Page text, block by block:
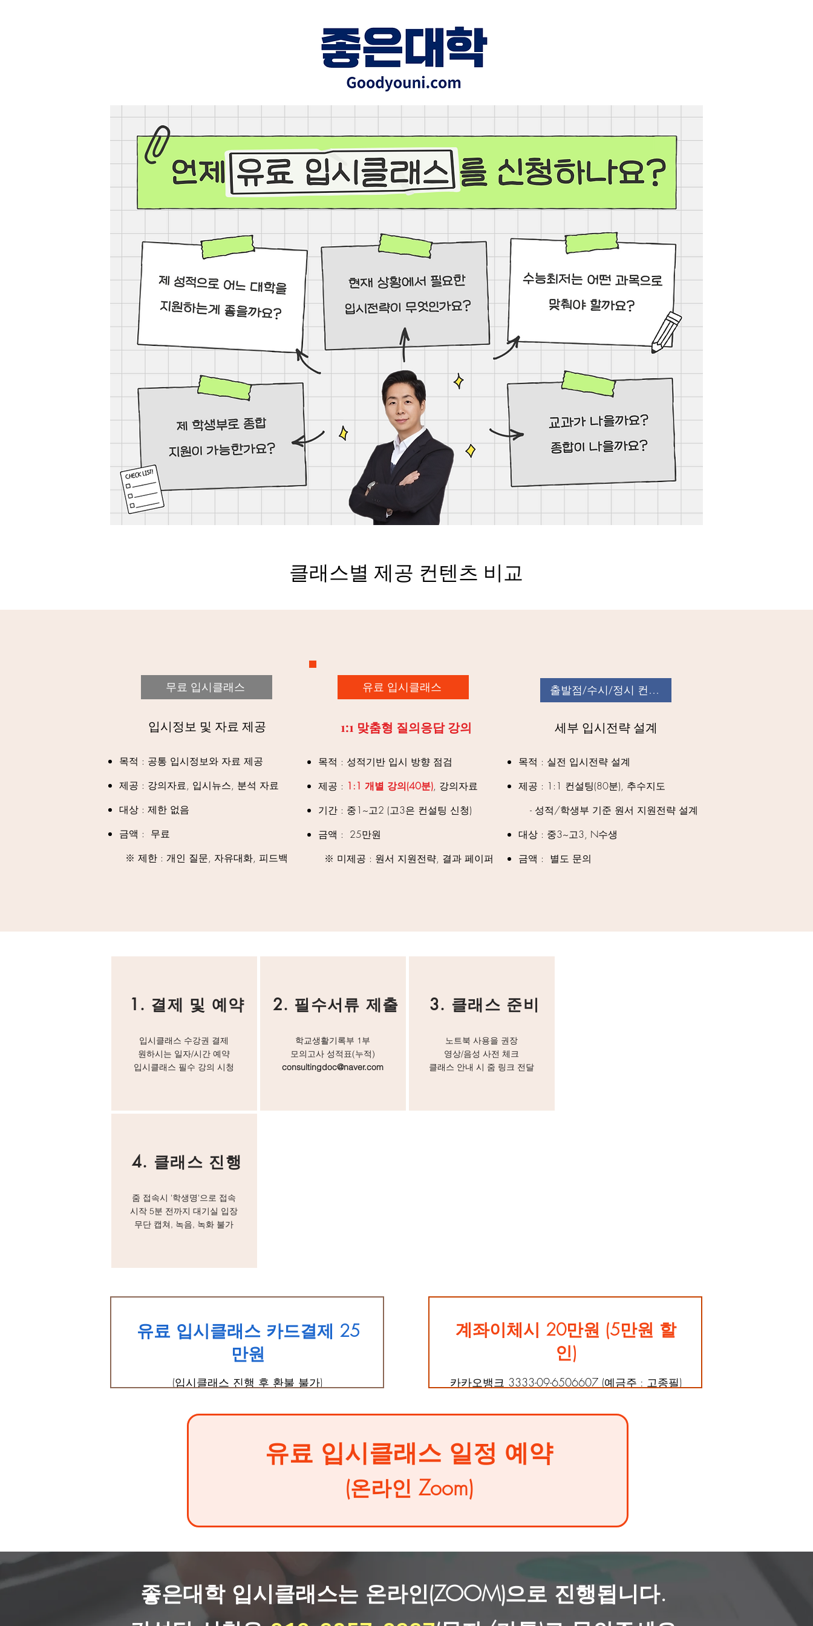
​클래스별 제공 컨텐츠 비교
무료 입시클래스
​입시정보 및 자료 제공
목적 : 공통 입시정보와 자료 제공
제공 : 강의자료, 입시뉴스, 분석 자료
대상 : 제한 없음
​금액 : 무료
※ 제한 : 개인 질문, 자유대화, 피드백
유료 입시클래스
1:1 맞춤형 질의응답 강의
목적 : 성적기반 입시 방향 점검
제공 : 1:1 개별 강의(40분), 강의자료
​기간 : 중1~고2 (고3은 컨설팅 신청)
​금액 : 25만원
※ 미제공 : 원서 지원전략, 결과 페이퍼
출발점/수시/정시 컨설팅
세부 입시전략 설계
목적 : 실전 입시전략 설계
제공 : 1:1 컨설팅(80분), 추수지도
- 성적/학생부 기준 원서 지원전략 설계​
대상 : 중3~고3, N수생
​금액 : 별도 문의
​1. 결제 및 예약
입시클래스 수강권 결제
원하시는 일자/시간 예약
​입시클래스 필수 강의 시청
2. 필수서류 제출
​학교생활기록부 1부
모의고사 성적표(누적)
consultingdoc@naver.com
3. 클래스 준비
노트북 사용을 권장
​영상/음성 사전 체크
클래스 안내 시 줌 링크 전달
4. 클래스 진행
줌 접속시 '학생명'으로 접속
시작 5분 전까지 대기실 입장
​무단 캡쳐, 녹음, 녹화 불가
유료 입시클래스 카드결제 25
만원
(입시클래스 진행 후 환불 불가)
계좌이체시 20만원 (5만원 할
인)
카카오뱅크 3333-09-6506607 (예금주 : 고종필)
유료 입시클래스 일정 예약
(​온라인 Zoom)
좋은대학 입시클래스는 온라인(ZOOM)으로 진행됩니다.